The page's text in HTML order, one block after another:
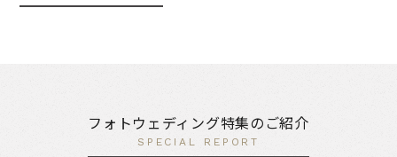
フォトウェディング特集のご紹介
SPECIAL REPORT